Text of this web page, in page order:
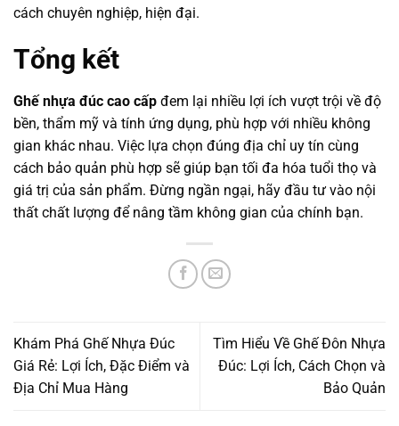
cách chuyên nghiệp, hiện đại.
Tổng kết
Ghế nhựa đúc cao cấp đem lại nhiều lợi ích vượt trội về độ
bền, thẩm mỹ và tính ứng dụng, phù hợp với nhiều không
gian khác nhau. Việc lựa chọn đúng địa chỉ uy tín cùng
cách bảo quản phù hợp sẽ giúp bạn tối đa hóa tuổi thọ và
giá trị của sản phẩm. Đừng ngần ngại, hãy đầu tư vào nội
thất chất lượng để nâng tầm không gian của chính bạn.
Khám Phá Ghế Nhựa Đúc
Giá Rẻ: Lợi Ích, Đặc Điểm và
Địa Chỉ Mua Hàng
Tìm Hiểu Về Ghế Đôn Nhựa
Đúc: Lợi Ích, Cách Chọn và
Bảo Quản